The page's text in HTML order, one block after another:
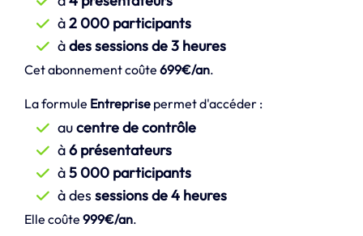
à2 000 participants
àdes sessions de 3 heures
Cet abonnement coûte 699€/an.
La formule Entreprise permet d'accéder :
aucentre de contrôle
à6 présentateurs
à5 000 participants
à des sessions de 4 heures
Elle coûte 999€/an.